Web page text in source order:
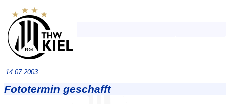
14.07.2003
Fototermin geschafft